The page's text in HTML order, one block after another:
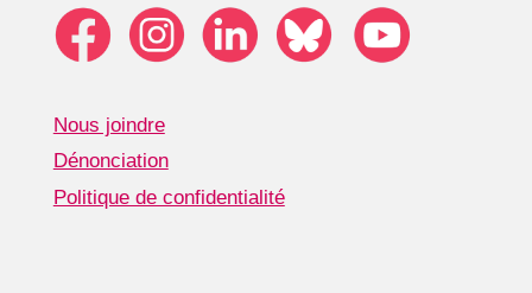
Nous joindre
Dénonciation
Politique de confidentialité